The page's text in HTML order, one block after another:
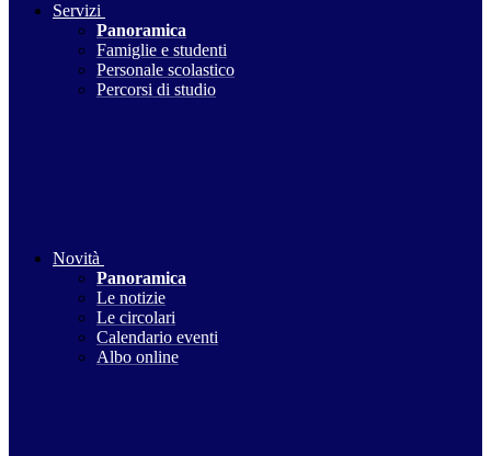
Servizi
Panoramica
Famiglie e studenti
Personale scolastico
Percorsi di studio
Novità
Panoramica
Le notizie
Le circolari
Calendario eventi
Albo online